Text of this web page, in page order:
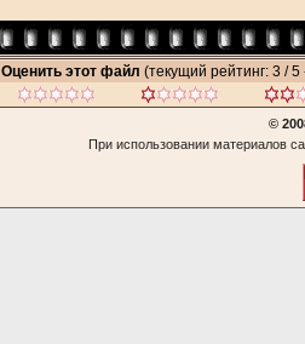
Оценить этот файл (текущий рейтинг: 3 / 5
©
При использовании материалов